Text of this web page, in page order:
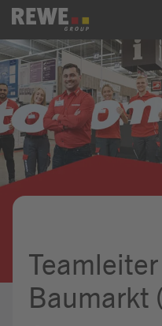
Zum Inhalt springen
REWE
Praktikum
Mein
Baumarkt